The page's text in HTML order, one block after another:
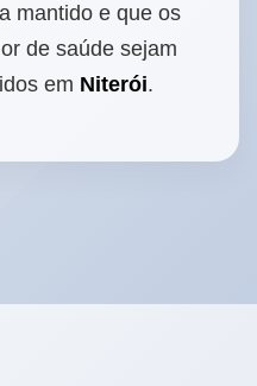
mantido e que os
de saúde sejam
em Niterói.